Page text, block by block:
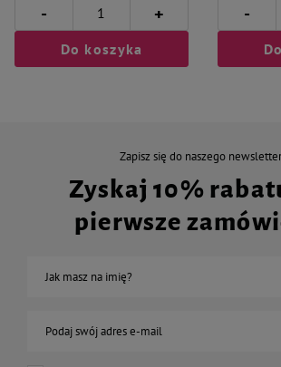
- +
Do koszyka
-
Zapisz się do naszego
Zyskaj 10%
pierwsze
Jak masz na imię?
Podaj swój adres e-mail